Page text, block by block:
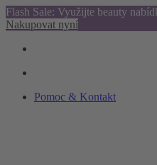
Flash Sale: Využijte beauty
Nakupovat nyní
Pomoc & Kontakt